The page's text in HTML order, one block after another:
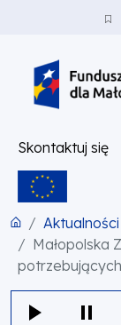
PRZEJDŹ DO
PRZEJDŹ DO
Skontaktuj się
Aktualności
Małopolska